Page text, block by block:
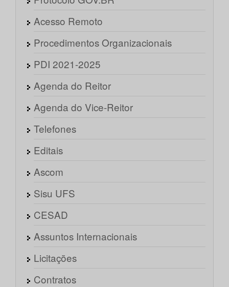
Acesso Remoto
Procedimentos Organizacionais
PDI 2021-2025
Agenda do Reitor
Agenda do Vice-Reitor
Telefones
Editais
Ascom
Sisu UFS
CESAD
Assuntos Internacionais
Licitações
Contratos